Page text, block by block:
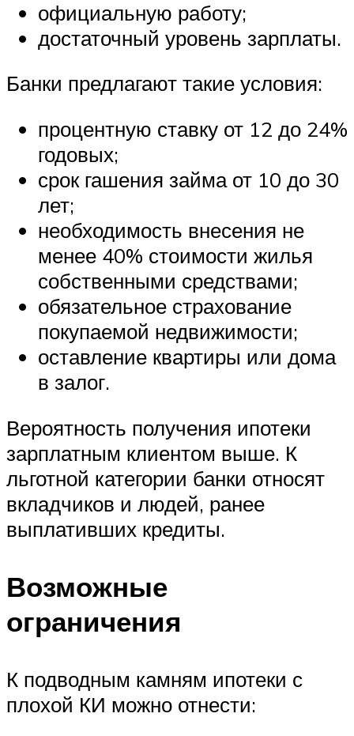
официальную работу;
достаточный уровень зарплаты.
Банки предлагают такие условия:
процентную ставку от 12 до 24%
годовых;
срок гашения займа от 10 до 30
лет;
необходимость внесения не
менее 40% стоимости жилья
собственными средствами;
обязательное страхование
покупаемой недвижимости;
оставление квартиры или дома
в залог.
Вероятность получения ипотеки
зарплатным клиентом выше. К
льготной категории банки относят
вкладчиков и людей, ранее
выплативших кредиты.
Возможные
ограничения
К подводным камням ипотеки с
плохой КИ можно отнести: